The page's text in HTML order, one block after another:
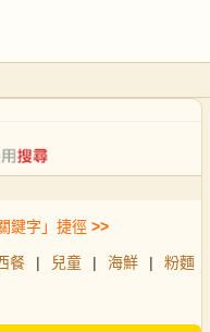
鍵字」捷徑 >>
餐 | 兒童 | 海鮮 |
粉麵